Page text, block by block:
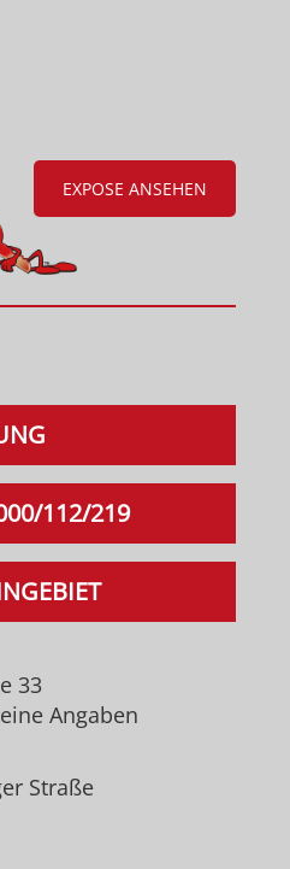
EXPOSE ANSEHEN
112/219
33
Angaben
Straße